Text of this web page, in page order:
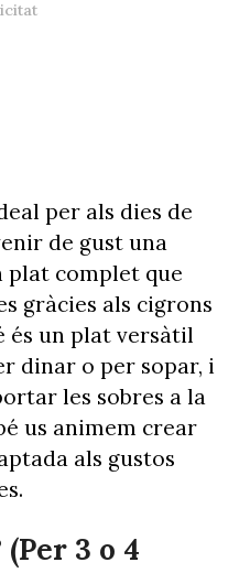
per als dies de
de gust una
plat complet que
gràcies als cigrons
és un plat versàtil
dinar o per sopar, i
les sobres a la
us animem crear
als gustos
3 o 4